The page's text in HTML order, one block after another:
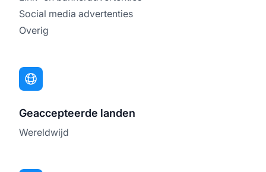
Social media advertenties
Overig
Geaccepteerde landen
Wereldwijd